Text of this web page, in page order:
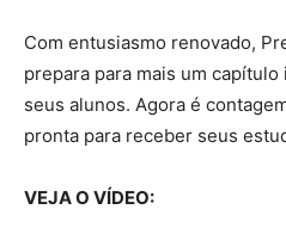
Com entusiasmo renovado,
prepara para mais um
seus alunos. Agora é
pronta para receber seus
VEJA O VÍDEO: